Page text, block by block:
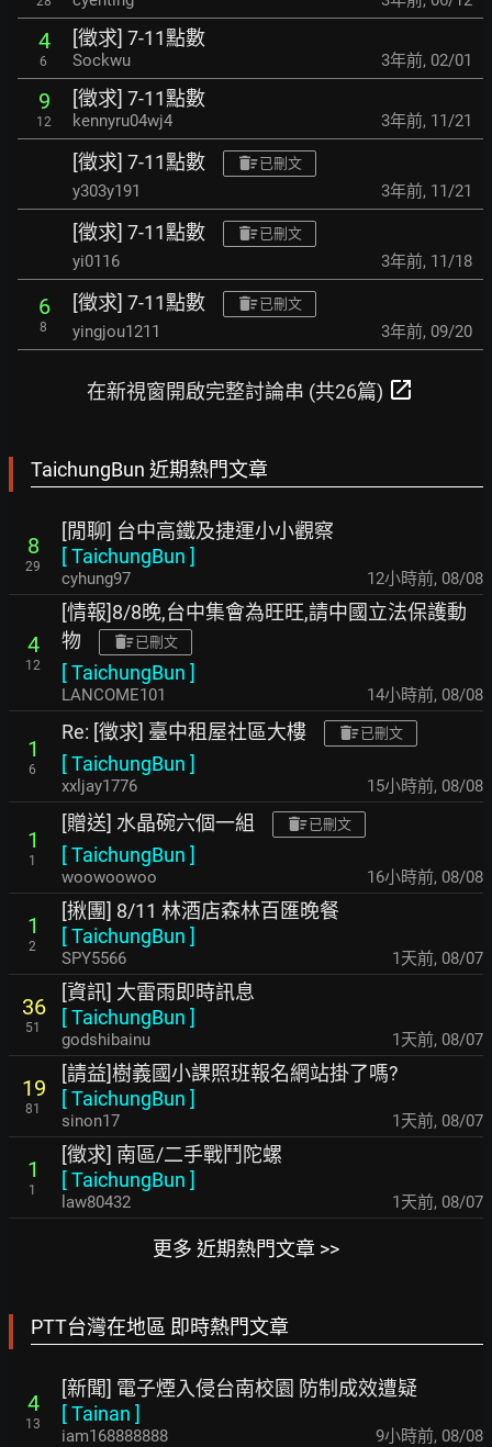
4
6
[徵求] 7-11點數
Sockwu 3年前, 02/01
9
12
[徵求] 7-11點數
kennyru04wj4 3年前, 11/21
[徵求] 7-11點數 已刪文
y303y191 3年前, 11/21
[徵求] 7-11點數 已刪文
yi0116 3年前, 11/18
6
8
[徵求] 7-11點數 已刪文
yingjou1211 3年前, 09/20
在新視窗開啟完整討論串 (共26篇) open_in_new
TaichungBun 近期熱門文章
8
29
[閒聊] 台中高鐵及捷運小小觀察
[TaichungBun ]
cyhung97 12小時前, 08/08
4
12
[情報]8/8晚,台中集會為旺旺,請中國立法保護動
物
已刪文
[TaichungBun ]
LANCOME101 14小時前, 08/08
1
6
Re: [徵求] 臺中租屋社區大樓 已刪文
[TaichungBun ]
xxljay1776 15小時前, 08/08
1
1
[贈送] 水晶碗六個一組 已刪文
[TaichungBun ]
woowoowoo 16小時前, 08/08
1
2
[揪團] 8/11 林酒店森林百匯晚餐
[TaichungBun ]
SPY5566 1天前, 08/07
36
51
[資訊] 大雷雨即時訊息
[TaichungBun ]
godshibainu 1天前, 08/07
19
81
[請益]樹義國小課照班報名網站掛了嗎?
[TaichungBun ]
sinon17 1天前, 08/07
1
1
[徵求] 南區/二手戰鬥陀螺
[TaichungBun ]
law80432 1天前, 08/07
更多 近期熱門文章 >>
PTT台灣在地區 即時熱門文章
4
13
[新聞] 電子煙入侵台南校園 防制成效遭疑
[Tainan ]
iam168888888 9小時前, 08/08